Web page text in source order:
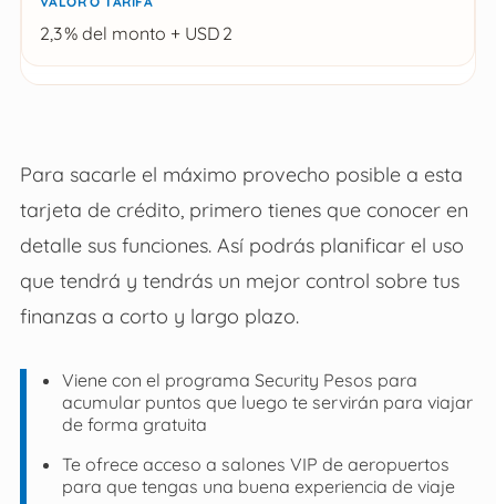
2,3 % del monto + USD 2
Para sacarle el máximo provecho posible a esta
tarjeta de crédito, primero tienes que conocer en
detalle sus funciones. Así podrás planificar el uso
que tendrá y tendrás un mejor control sobre tus
finanzas a corto y largo plazo.
Viene con el programa Security Pesos para
acumular puntos que luego te servirán para viajar
de forma gratuita
Te ofrece acceso a salones VIP de aeropuertos
para que tengas una buena experiencia de viaje